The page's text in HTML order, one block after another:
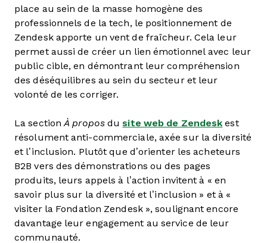
place au sein de la masse homogène des
professionnels de la tech, le positionnement de
Zendesk apporte un vent de fraîcheur. Cela leur
permet aussi de créer un lien émotionnel avec leur
public cible, en démontrant leur compréhension
des déséquilibres au sein du secteur et leur
volonté de les corriger.
La sectionÀ proposdusite web de Zendesk est
résolument anti-commerciale, axée sur la diversité
et l’inclusion. Plutôt que d’orienter les acheteurs
B2B vers des démonstrations ou des pages
produits, leurs appels à l’action invitent à « en
savoir plus sur la diversité et l’inclusion » et à «
visiter la Fondation Zendesk », soulignant encore
davantage leur engagement au service de leur
communauté.